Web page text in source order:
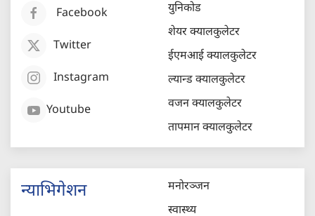
Facebook
Twitter
Instagram
Youtube
युनिकोड
शेयर क्यालकुलेटर
ईएमआई क्यालकुलेटर
ल्यान्ड क्यालकुलेटर
वजन क्यालकुलेटर
तापमान क्यालकुलेटर
न्याभिगेशन
मनोरञ्जन
स्वास्थ्य